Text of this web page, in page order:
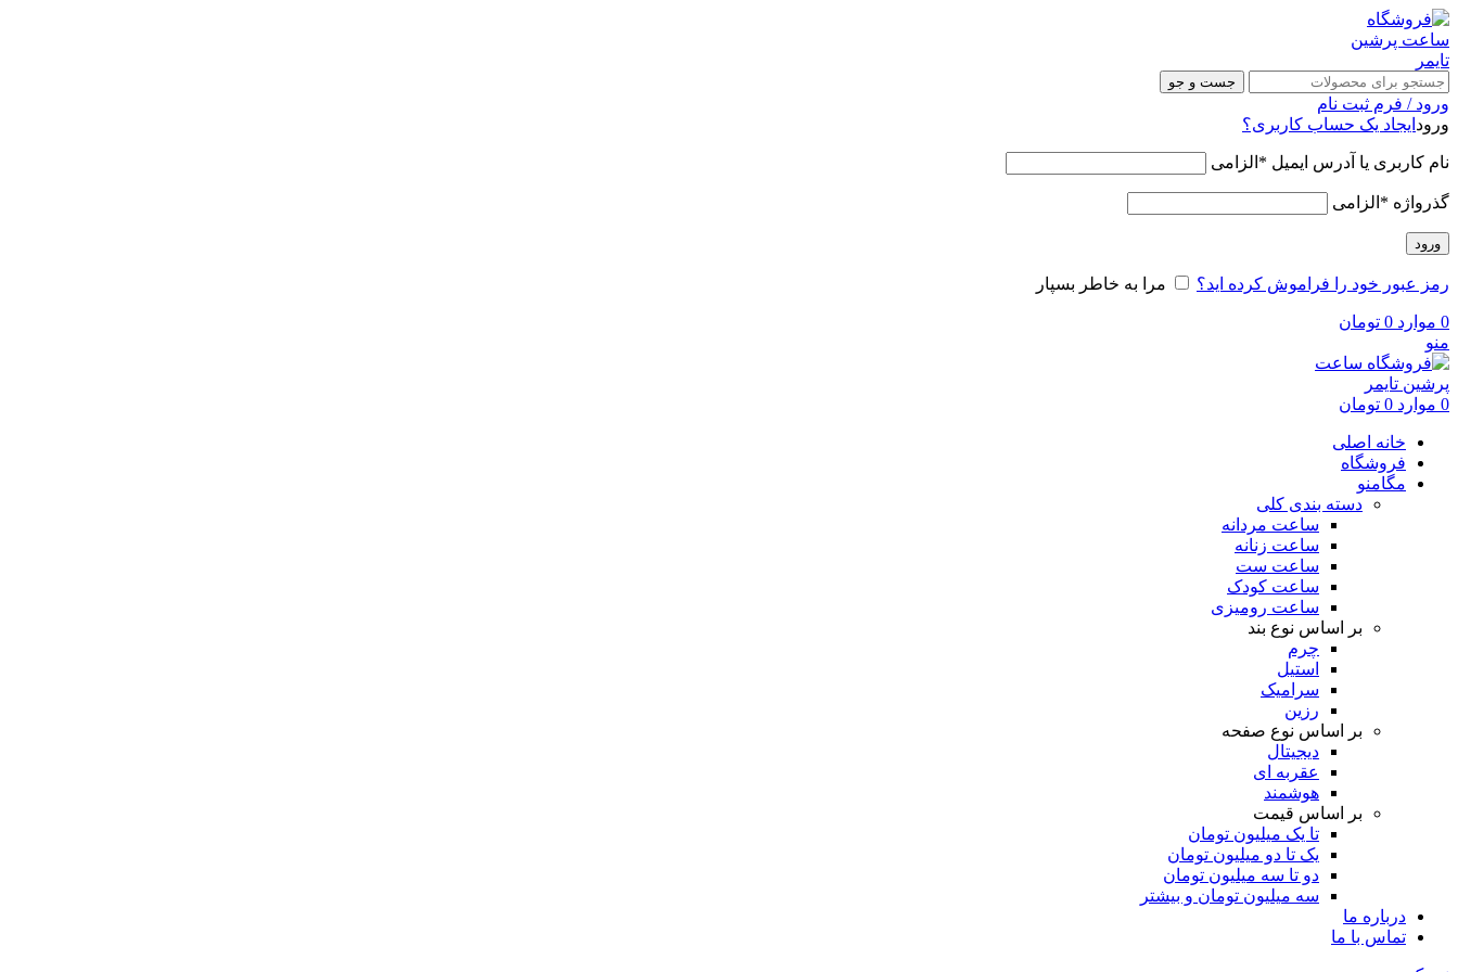
جست و جو
ورود / فرم ثبت نام
ورود ایجاد یک حساب کاربری؟
نام کاربری یا آدرس ایمیل * الزامی
گذرواژه * الزامی
ورود
رمز عبور خود را فراموش کرده اید؟ مرا به خاطر بسپار
0 موارد 0 تومان
منو
0 موارد 0 تومان
خانه اصلی
فروشگاه
مگامنو
دسته بندی کلی
ساعت مردانه
ساعت زنانه
ساعت ست
ساعت کودک
ساعت رومیزی
بر اساس نوع بند
چرم
استیل
سرامیک
رزین
بر اساس نوع صفحه
دیجیتال
عقربه ای
هوشمند
بر اساس قیمت
تا یک میلیون تومان
یک تا دو میلیون تومان
دو تا سه میلیون تومان
سه میلیون تومان و بیشتر
درباره ما
تماس با ما